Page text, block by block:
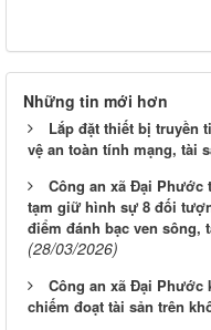
Những tin mới hơn
Lắp đặt thiết bị truyền
vệ an toàn tính mạng, tài
Công an xã Đại Phước
tạm giữ hình sự 8 đối
điểm đánh bạc ven
(28/03/2026)
Công an xã Đại
chiếm đoạt tài sản trên